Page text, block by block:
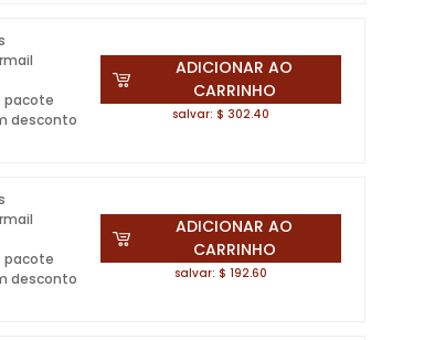
pacote
desconto
ADICIONAR AO
CARRINHO
salvar: $ 302.40
pacote
desconto
ADICIONAR AO
CARRINHO
salvar: $ 192.60